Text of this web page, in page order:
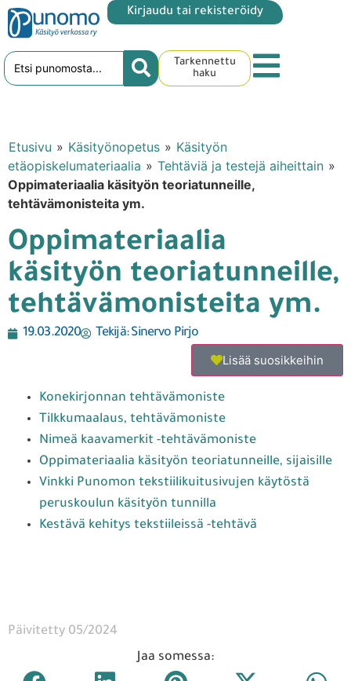
Kirjaudu tai rekisteröidy
Tarkennettu
haku
Etusivu » Käsityönopetus » Käsityön
etäopiskelumateriaalia » Tehtäviä ja testejä aiheittain »
Oppimateriaalia käsityön teoriatunneille,
tehtävämonisteita ym.
Oppimateriaalia
käsityön teoriatunneille,
tehtävämonisteita ym.
19.03.2020 Tekijä:Sinervo Pirjo
Lisää suosikkeihin
Konekirjonnan tehtävämoniste
Tilkkumaalaus, tehtävämoniste
Nimeä kaavamerkit -tehtävämoniste
Oppimateriaalia käsityön teoriatunneille, sijaisille
Vinkki Punomon tekstiilikuitusivujen käytöstä
peruskoulun käsityön tunnilla
Kestävä kehitys tekstiileissä -tehtävä
Päivitetty 05/2024
Jaa somessa: